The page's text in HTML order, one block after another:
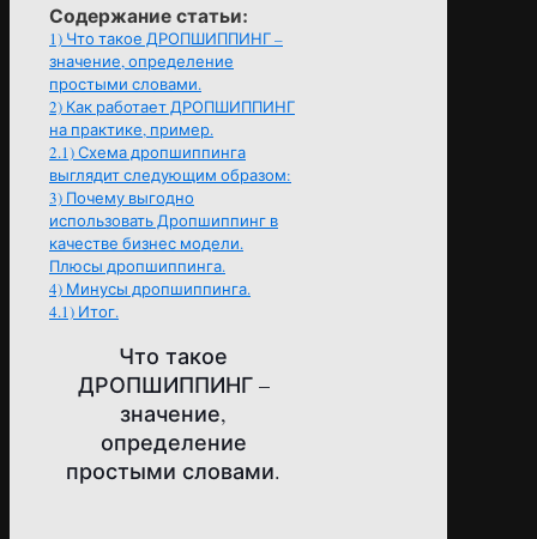
Содержание статьи:
1) Что такое ДРОПШИППИНГ –
значение, определение
простыми словами.
2) Как работает ДРОПШИППИНГ
на практике, пример.
2.1)Схема дропшиппинга
выглядит следующим образом:
3) Почему выгодно
использовать Дропшиппинг в
качестве бизнес модели.
Плюсы дропшиппинга.
4) Минусы дропшиппинга.
4.1) Итог.
Что такое
ДРОПШИППИНГ –
значение,
определение
простыми словами.